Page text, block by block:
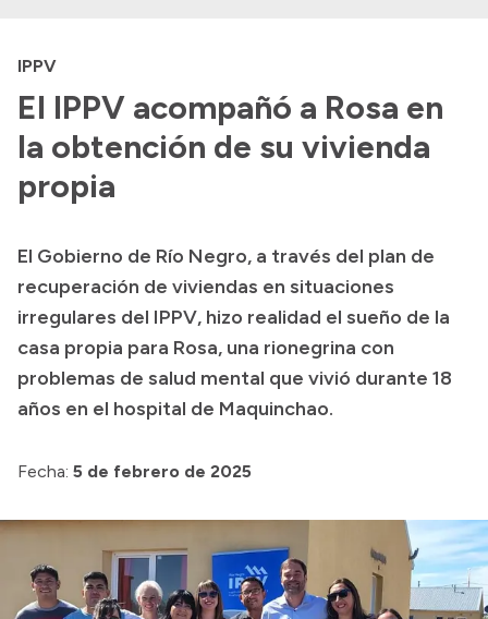
Referentes de prensa
Archivo de noticias
Transparencia
Boletín Oficial
Compras y licitaciones
Consulta de expedientes
Consulta de pago a proveedores
Convocatorias
IPPV
El IPPV acompañó a Rosa en
la obtención de su vivienda
propia
El Gobierno de Río Negro, a través del plan de
recuperación de viviendas en situaciones
irregulares del IPPV, hizo realidad el sueño de la
casa propia para Rosa, una rionegrina con
problemas de salud mental que vivió durante 18
años en el hospital de Maquinchao.
Fecha: 5 de febrero de 2025